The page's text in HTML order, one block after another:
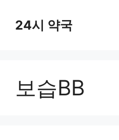
24시 약국
보습BB